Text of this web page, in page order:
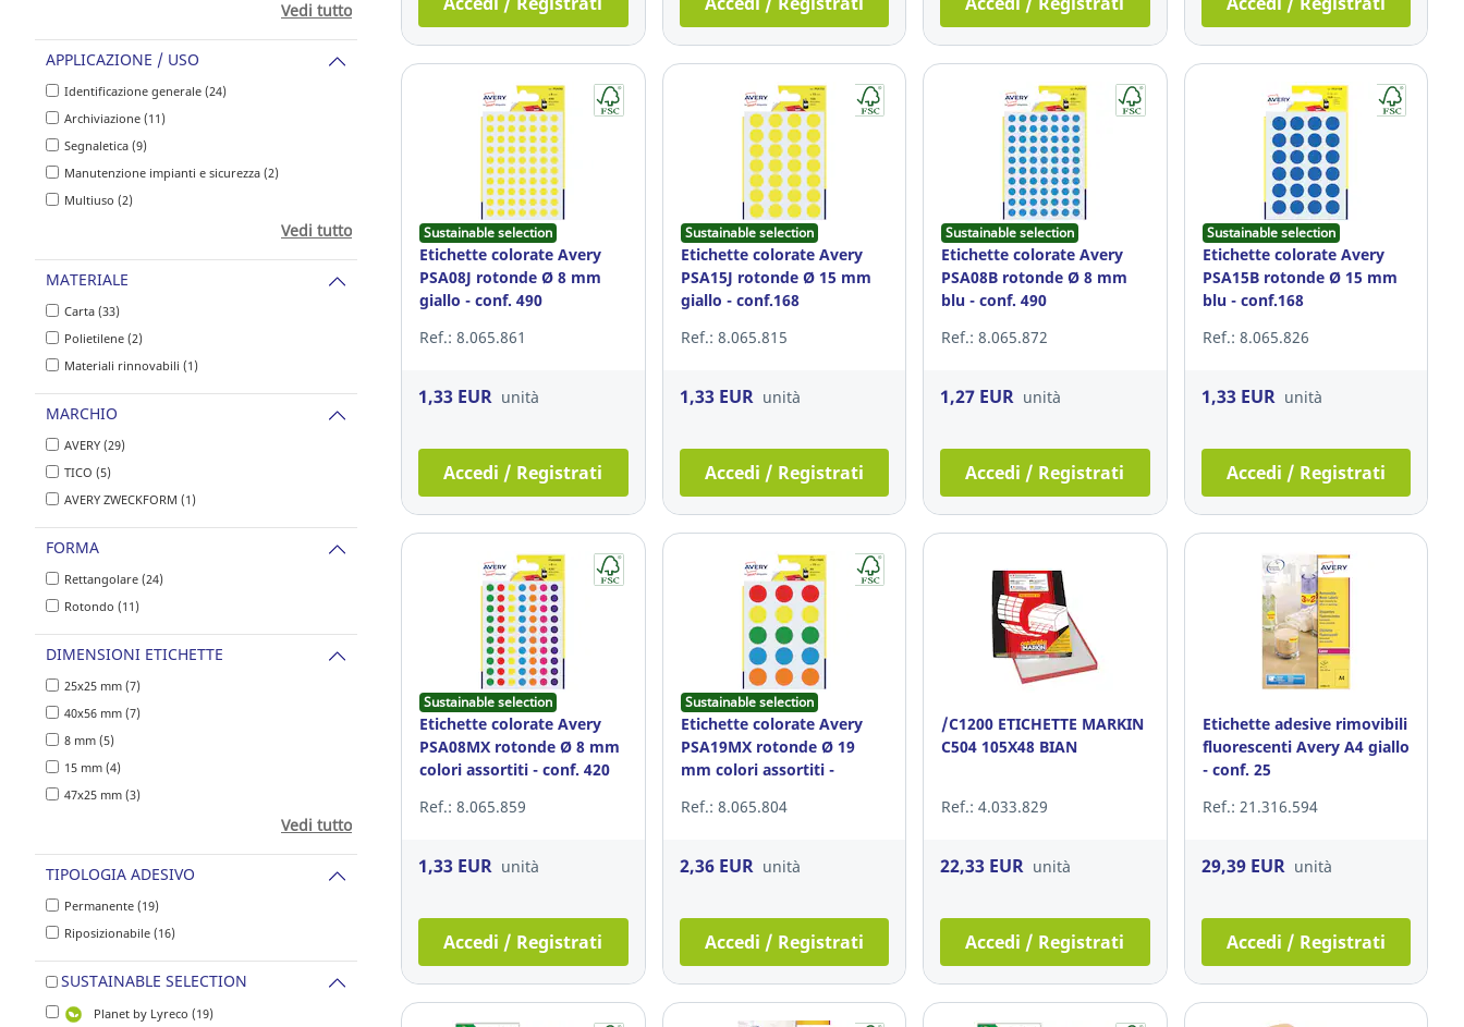
Vedi tutto
APPLICAZIONE / USO
Identificazione generale (24)
Archiviazione (11)
Segnaletica (9)
Manutenzione impianti e sicurezza (2)
Multiuso (2)
Vedi tutto
MATERIALE
Carta (33)
Polietilene (2)
Materiali rinnovabili (1)
MARCHIO
AVERY (29)
TICO (5)
AVERY ZWECKFORM (1)
FORMA
Rettangolare (24)
Rotondo (11)
DIMENSIONI ETICHETTE
25x25 mm (7)
40x56 mm (7)
8 mm (5)
15 mm (4)
47x25 mm (3)
Vedi tutto
TIPOLOGIA ADESIVO
Permanente (19)
Riposizionabile (16)
SUSTAINABLE SELECTION
Planet by Lyreco (19)
Sustainable selection
Etichette colorate Avery
PSA08J rotonde Ø 8 mm
giallo - conf. 490
Ref.: 8.065.861
1,33 EUR unità
Accedi / Registrati
Sustainable selection
Etichette colorate Avery
PSA15J rotonde Ø 15 mm
giallo - conf.168
Ref.: 8.065.815
1,33 EUR unità
Accedi / Registrati
Sustainable selection
Etichette colorate Avery
PSA08B rotonde Ø 8 mm
blu - conf. 490
Ref.: 8.065.872
1,27 EUR unità
Accedi / Registrati
Sustainable selection
Etichette colorate Avery
PSA15B rotonde Ø 15 mm
blu - conf.168
Ref.: 8.065.826
1,33 EUR unità
Accedi / Registrati
Sustainable selection
Etichette colorate Avery
PSA08MX rotonde Ø 8 mm
colori assortiti - conf. 420
Ref.: 8.065.859
1,33 EUR unità
Accedi / Registrati
Sustainable selection
Etichette colorate Avery
PSA19MX rotonde Ø 19
mm colori assortiti -
Ref.: 8.065.804
2,36 EUR unità
Accedi / Registrati
/C1200 ETICHETTE MARKIN
C504 105X48 BIAN
Ref.: 4.033.829
22,33 EUR unità
Accedi / Registrati
Etichette adesive rimovibili
fluorescenti Avery A4 giallo
- conf. 25
Ref.: 21.316.594
29,39 EUR unità
Accedi / Registrati